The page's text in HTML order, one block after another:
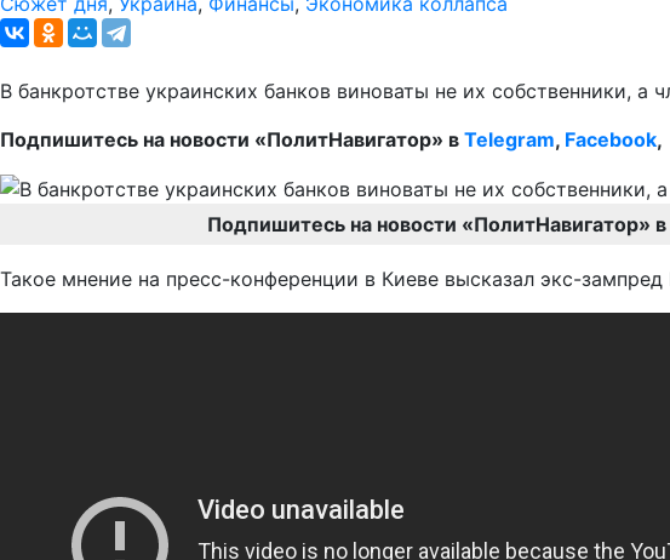
В банкротстве украинских банков виноваты не их собственники, а
Подпишитесь на новости «ПолитНавигатор» в Telegram, Facebook,
Подпишитесь на новости «ПолитНавигатор» в
Такое мнение на пресс-конференции в Киеве высказал экс-